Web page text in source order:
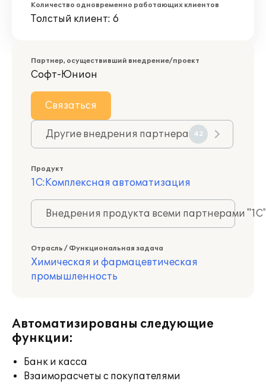
Количество одновременно работающих клиентов
Толстый клиент: 6
Партнер, осуществивший внедрение/проект
Софт-Юнион
Связаться
Другие внедрения партнера 42
Продукт
1С:Комплексная автоматизация
Внедрения продукта всеми партнерами
Отрасль / Функциональная задача
Химическая и фармацевтическая
промышленность
Автоматизированы следующие
функции:
Банк и касса
Взаиморасчеты с покупателями